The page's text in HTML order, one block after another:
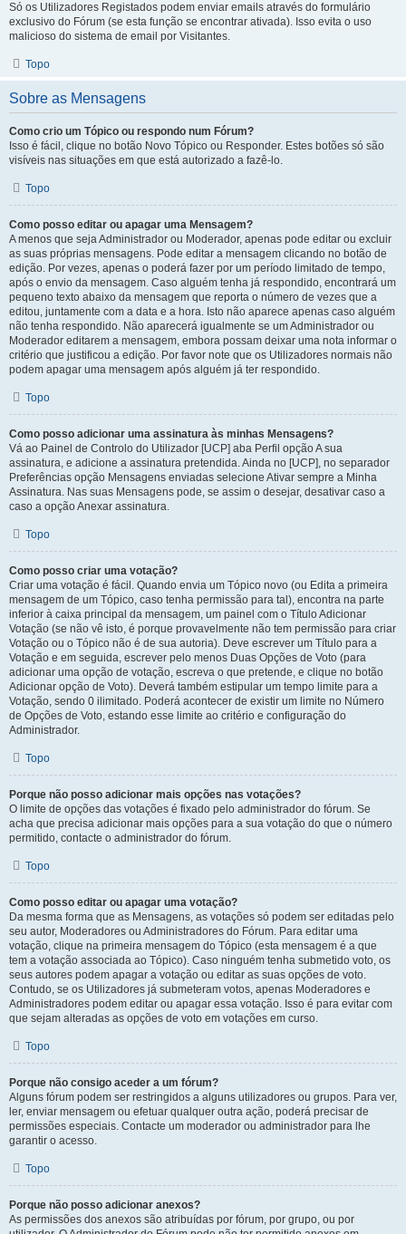
Só os Utilizadores Registados podem enviar emails através do formulário
exclusivo do Fórum (se esta função se encontrar ativada). Isso evita o uso
malicioso do sistema de email por Visitantes.
Topo
Sobre as Mensagens
Como crio um Tópico ou respondo num Fórum?
Isso é fácil, clique no botão Novo Tópico ou Responder. Estes botões só são
visíveis nas situações em que está autorizado a fazê-lo.
Topo
Como posso editar ou apagar uma Mensagem?
A menos que seja Administrador ou Moderador, apenas pode editar ou excluir
as suas próprias mensagens. Pode editar a mensagem clicando no botão de
edição. Por vezes, apenas o poderá fazer por um período limitado de tempo,
após o envio da mensagem. Caso alguém tenha já respondido, encontrará um
pequeno texto abaixo da mensagem que reporta o número de vezes que a
editou, juntamente com a data e a hora. Isto não aparece apenas caso alguém
não tenha respondido. Não aparecerá igualmente se um Administrador ou
Moderador editarem a mensagem, embora possam deixar uma nota informar o
critério que justificou a edição. Por favor note que os Utilizadores normais não
podem apagar uma mensagem após alguém já ter respondido.
Topo
Como posso adicionar uma assinatura às minhas Mensagens?
Vá ao Painel de Controlo do Utilizador [UCP] aba Perfil opção A sua
assinatura, e adicione a assinatura pretendida. Ainda no [UCP], no separador
Preferências opção Mensagens enviadas selecione Ativar sempre a Minha
Assinatura. Nas suas Mensagens pode, se assim o desejar, desativar caso a
caso a opção Anexar assinatura.
Topo
Como posso criar uma votação?
Criar uma votação é fácil. Quando envia um Tópico novo (ou Edita a primeira
mensagem de um Tópico, caso tenha permissão para tal), encontra na parte
inferior à caixa principal da mensagem, um painel com o Título Adicionar
Votação (se não vê isto, é porque provavelmente não tem permissão para criar
Votação ou o Tópico não é de sua autoria). Deve escrever um Título para a
Votação e em seguida, escrever pelo menos Duas Opções de Voto (para
adicionar uma opção de votação, escreva o que pretende, e clique no botão
Adicionar opção de Voto). Deverá também estipular um tempo limite para a
Votação, sendo 0 ilimitado. Poderá acontecer de existir um limite no Número
de Opções de Voto, estando esse limite ao critério e configuração do
Administrador.
Topo
Porque não posso adicionar mais opções nas votações?
O limite de opções das votações é fixado pelo administrador do fórum. Se
acha que precisa adicionar mais opções para a sua votação do que o número
permitido, contacte o administrador do fórum.
Topo
Como posso editar ou apagar uma votação?
Da mesma forma que as Mensagens, as votações só podem ser editadas pelo
seu autor, Moderadores ou Administradores do Fórum. Para editar uma
votação, clique na primeira mensagem do Tópico (esta mensagem é a que
tem a votação associada ao Tópico). Caso ninguém tenha submetido voto, os
seus autores podem apagar a votação ou editar as suas opções de voto.
Contudo, se os Utilizadores já submeteram votos, apenas Moderadores e
Administradores podem editar ou apagar essa votação. Isso é para evitar com
que sejam alteradas as opções de voto em votações em curso.
Topo
Porque não consigo aceder a um fórum?
Alguns fórum podem ser restringidos a alguns utilizadores ou grupos. Para ver,
ler, enviar mensagem ou efetuar qualquer outra ação, poderá precisar de
permissões especiais. Contacte um moderador ou administrador para lhe
garantir o acesso.
Topo
Porque não posso adicionar anexos?
As permissões dos anexos são atribuídas por fórum, por grupo, ou por